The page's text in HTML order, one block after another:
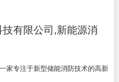
有限公司,新能源消
家专注于新型储能消防技术的高新